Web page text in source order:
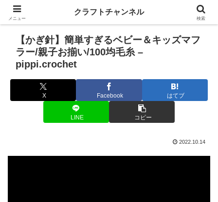
【かぎ針】簡単すぎるベビー＆キッズマフ
ラー/親子お揃い/100均毛糸 –
pippi.crochet
X Facebook はてブ
LINE コピー
2022.10.14
メニュー
クラフトチャンネル
検索